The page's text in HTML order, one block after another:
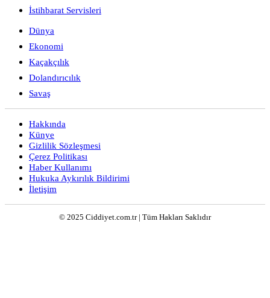
İstihbarat Servisleri
Dünya
Ekonomi
Kaçakçılık
Dolandırıcılık
Savaş
Hakkında
Künye
Gizlilik Sözleşmesi
Çerez Politikası
Haber Kullanımı
Hukuka Aykırılık Bildirimi
İletişim
© 2025 Ciddiyet.com.tr | Tüm Hakları Saklıdır